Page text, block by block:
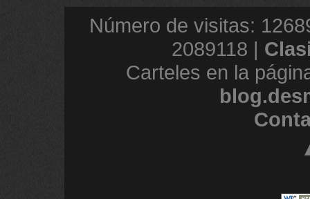
Número de visitas:
2089118 |
Carteles en la